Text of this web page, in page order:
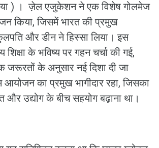
) । ज़ेल एजुकेशन ने एक विशेष गोलमेज
किया, जिसमें भारत की प्रमुख
और डीन ने हिस्सा लिया। इस
शिक्षा के भविष्य पर गहन चर्चा की गई,
जरूरतों के अनुसार नई दिशा दी जा
का प्रमुख भागीदार रहा, जिसका
और उद्योग के बीच सहयोग बढ़ाना था।